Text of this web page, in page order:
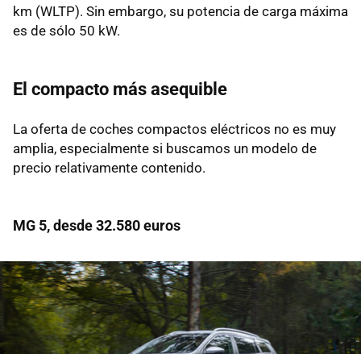
km (WLTP). Sin embargo, su potencia de carga máxima
es de sólo 50 kW.
El compacto más asequible
La oferta de coches compactos eléctricos no es muy
amplia, especialmente si buscamos un modelo de
precio relativamente contenido.
MG 5, desde 32.580 euros